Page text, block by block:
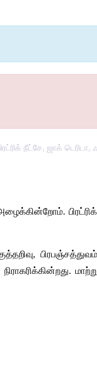
நீட்சே, ஜாக் டெரிடா,
. பிரட்ரிக்
, பிரபஞ்சத்துவம்
நிராகரிக்கின்றது.